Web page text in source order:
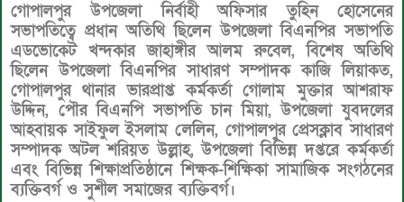
গোপালপুর উপজেলা নির্বাহী অফিসার তুহিন হোসেনের
সভাপতিত্বে প্রধান অতিথি ছিলেন উপজেলা বিএনপির সভাপতি
এডভোকেট খন্দকার জাহাঙ্গীর আলম রুবেল, বিশেষ অতিথি
ছিলেন উপজেলা বিএনপির সাধারণ সম্পাদক কাজি লিয়াকত,
গোপালপুর থানার ভারপ্রাপ্ত কর্মকর্তা গোলাম মুক্তার আশরাফ
উদ্দিন, পৌর বিএনপি সভাপতি চান মিয়া, উপজেলা যুবদলের
আহবায়ক সাইফুল ইসলাম লেলিন, গোপালপুর প্রেসক্লাব সাধারণ
সম্পাদক অটল শরিয়ত উল্লাহ, উপজেলা বিভিন্ন দপ্তরে কর্মকর্তা
এবং বিভিন্ন শিক্ষাপ্রতিষ্ঠানে শিক্ষক-শিক্ষিকা সামাজিক সংগঠনের
ব্যক্তিবর্গ ও সুশীল সমাজের ব্যক্তিবর্গ।